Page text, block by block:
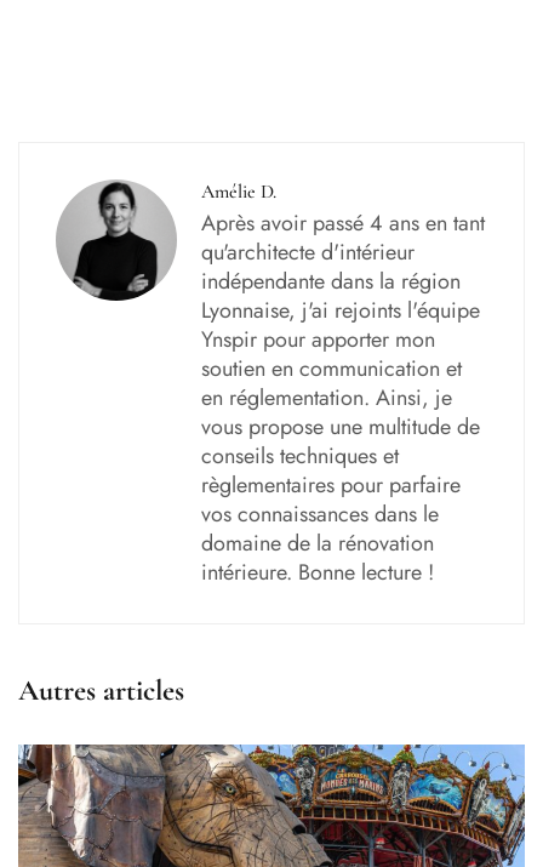
Amélie D.
Après avoir passé 4 ans en tant
qu'architecte d'intérieur
indépendante dans la région
Lyonnaise, j'ai rejoints l'équipe
Ynspir pour apporter mon
soutien en communication et
en réglementation. Ainsi, je
vous propose une multitude de
conseils techniques et
règlementaires pour parfaire
vos connaissances dans le
domaine de la rénovation
intérieure. Bonne lecture !
Autres articles